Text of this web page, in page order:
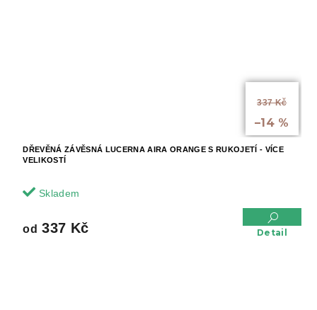
337 Kč
–14 %
DŘEVĚNÁ ZÁVĚSNÁ LUCERNA AIRA ORANGE S RUKOJETÍ - VÍCE
VELIKOSTÍ
Skladem
od 337 Kč Detail